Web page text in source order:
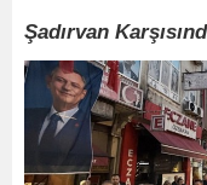
Şadırvan